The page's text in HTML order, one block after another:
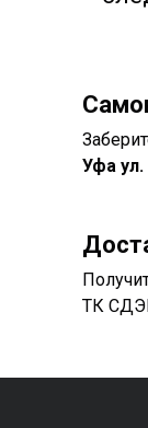
Уфа
ТК